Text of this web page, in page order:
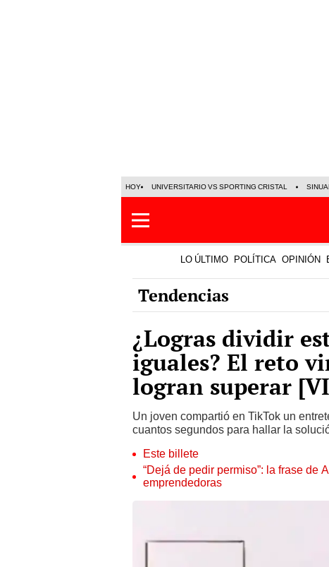
HOY UNIVERSITARIO VS SPORTING CRISTAL
LO ÚLTIMO POLÍTICA OPINIÓN
Tendencias
¿Logras dividir
iguales? El reto
logran superar
Un joven compartió en TikTok un
cuantos segundos para hallar la
Este billete
“Dejá de pedir permiso”: la frase de
emprendedoras